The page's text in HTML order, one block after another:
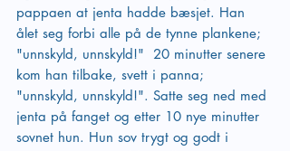
pappaen at jenta hadde bæsjet. Han
ålet seg forbi alle på de tynne plankene;
"unnskyld, unnskyld!"  20 minutter senere
kom han tilbake, svett i panna;
"unnskyld, unnskyld!". Satte seg ned med
jenta på fanget og etter 10 nye minutter
sovnet hun. Hun sov trygt og godt i